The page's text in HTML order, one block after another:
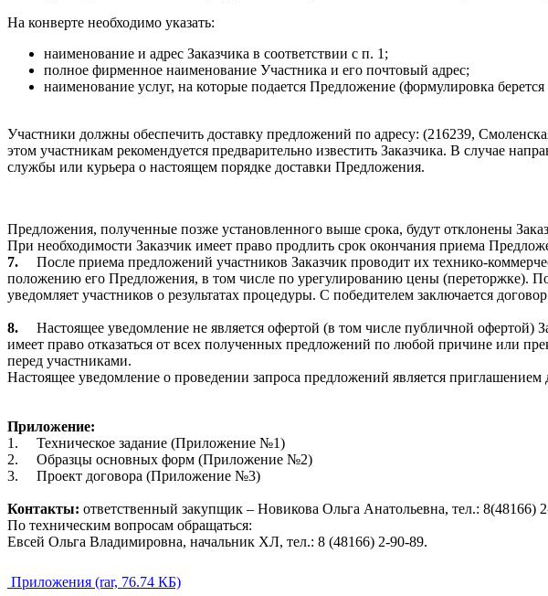
На конверте необходимо указать:
наименование и адрес Заказчика в соответствии с п. 1;
полное фирменное наименование Участника и его почтовый адрес;
наименование услуг, на которые подается Предложение (формулировка берется
Участники должны обеспечить доставку предложений по адресу: (216239,
этом участникам рекомендуется предварительно известить Заказчика. В случае
службы или курьера о настоящем порядке доставки Предложения.
Предложения, полученные позже установленного выше срока, будут отклонены
При необходимости Заказчик имеет право продлить срок окончания приема
7.
После приема предложений участников Заказчик проводит их технико-
положению его Предложения, в том числе по урегулированию цены (переторжке).
уведомляет участников о результатах процедуры. С победителем заключается
8.
Настоящее уведомление не является офертой (в том числе публичной офертой)
имеет право отказаться от всех полученных предложений по любой причине или
перед участниками.
Настоящее уведомление о проведении запроса предложений является приглашением
Приложение:
1.
Техническое задание (Приложение №1)
2.
Образцы основных форм (Приложение №2)
3.
Проект договора (Приложение №3)
Контакты: ответственный закупщик – Новикова Ольга Анатольевна, тел.: 8(48166)
По техническим вопросам обращаться:
Евсей Ольга Владимировна, начальник ХЛ, тел.: 8 (48166) 2-90-89.
Приложения (rar, 76.74 КБ)